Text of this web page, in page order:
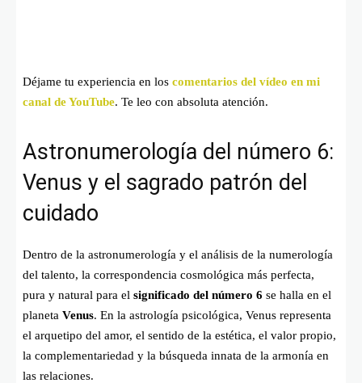
Déjame tu experiencia en los comentarios del vídeo en mi
canal de YouTube. Te leo con absoluta atención.
Astronumerología del número 6:
Venus y el sagrado patrón del
cuidado
Dentro de la astronumerología y el análisis de la numerología
del talento, la correspondencia cosmológica más perfecta,
pura y natural para el significado del número 6 se halla en el
planeta Venus. En la astrología psicológica, Venus representa
el arquetipo del amor, el sentido de la estética, el valor propio,
la complementariedad y la búsqueda innata de la armonía en
las relaciones.